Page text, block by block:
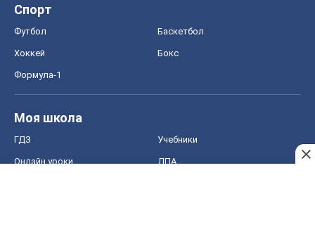
Спорт
Футбол Баскетбол
Хоккей Бокс
Формула-1
Моя школа
ГДЗ Учебники
Онлайн уроки ДПА